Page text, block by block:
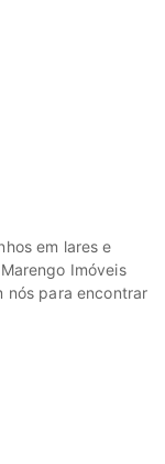
em lares e
Imóveis
nós para encontrar